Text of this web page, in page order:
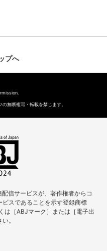
プへ
無断複写・転載を禁じます。
信サービスが、著作権者からコ
スであることを示す登録商標
は［ABJマーク］または［電子出
。